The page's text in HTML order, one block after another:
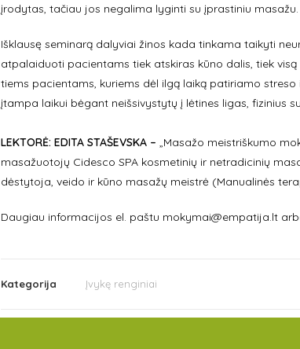
įrodytas, tačiau jos negalima lyginti su įprastiniu masažu.
Išklausę seminarą dalyviai žinos kada tinkama taikyti
atpalaiduoti pacientams tiek atskiras kūno dalis, tiek
tiems pacientams, kuriems dėl ilgą laiką patiriamo
įtampa laikui bėgant neišsivystytų į lėtines ligas, fizinius
LEKTORĖ: EDITA STAŠEVSKA – „Masažo meistriškumo
masažuotojų Cidesco SPA kosmetinių ir netradicinių
dėstytoja, veido ir kūno masažų meistrė (Manualinės
Daugiau informacijos el. paštu mokymai@empatija.lt
Kategorija Įvykę renginiai